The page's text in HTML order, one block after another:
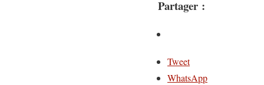
Partager :
Tweet
WhatsApp